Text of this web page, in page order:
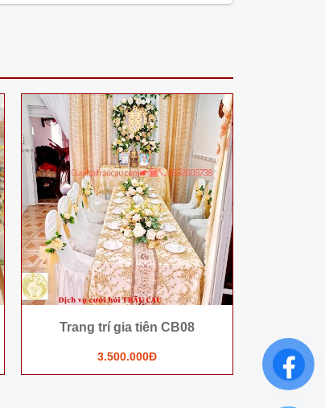
Trang trí gia tiên CB08
3.500.000Đ